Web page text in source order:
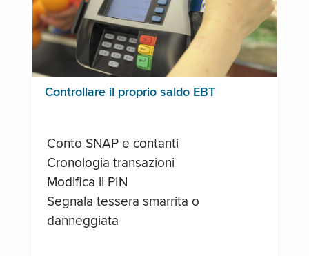
Controllare il proprio saldo EBT
Conto SNAP e contanti
Cronologia transazioni
Modifica il PIN
Segnala tessera smarrita o
danneggiata